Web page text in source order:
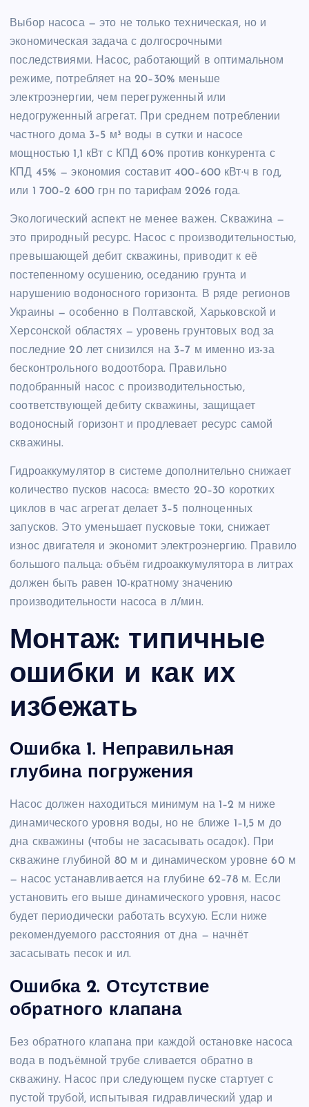
Выбор насоса — это не только техническая, но и
экономическая задача с долгосрочными
последствиями. Насос, работающий в оптимальном
режиме, потребляет на 20–30% меньше
электроэнергии, чем перегруженный или
недогруженный агрегат. При среднем потреблении
частного дома 3–5 м³ воды в сутки и насосе
мощностью 1,1 кВт с КПД 60% против конкурента с
КПД 45% — экономия составит 400–600 кВт·ч в год,
или 1 700–2 600 грн по тарифам 2026 года.
Экологический аспект не менее важен. Скважина —
это природный ресурс. Насос с производительностью,
превышающей дебит скважины, приводит к её
постепенному осушению, оседанию грунта и
нарушению водоносного горизонта. В ряде регионов
Украины — особенно в Полтавской, Харьковской и
Херсонской областях — уровень грунтовых вод за
последние 20 лет снизился на 3–7 м именно из-за
бесконтрольного водоотбора. Правильно
подобранный насос с производительностью,
соответствующей дебиту скважины, защищает
водоносный горизонт и продлевает ресурс самой
скважины.
Гидроаккумулятор в системе дополнительно снижает
количество пусков насоса: вместо 20–30 коротких
циклов в час агрегат делает 3–5 полноценных
запусков. Это уменьшает пусковые токи, снижает
износ двигателя и экономит электроэнергию. Правило
большого пальца: объём гидроаккумулятора в литрах
должен быть равен 10-кратному значению
производительности насоса в л/мин.
Монтаж: типичные
ошибки и как их
избежать
Ошибка 1. Неправильная
глубина погружения
Насос должен находиться минимум на 1–2 м ниже
динамического уровня воды, но не ближе 1–1,5 м до
дна скважины (чтобы не засасывать осадок). При
скважине глубиной 80 м и динамическом уровне 60 м
— насос устанавливается на глубине 62–78 м. Если
установить его выше динамического уровня, насос
будет периодически работать всухую. Если ниже
рекомендуемого расстояния от дна — начнёт
засасывать песок и ил.
Ошибка 2. Отсутствие
обратного клапана
Без обратного клапана при каждой остановке насоса
вода в подъёмной трубе сливается обратно в
скважину. Насос при следующем пуске стартует с
пустой трубой, испытывая гидравлический удар и